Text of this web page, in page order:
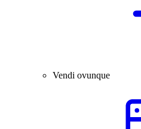
Vendi ovunque